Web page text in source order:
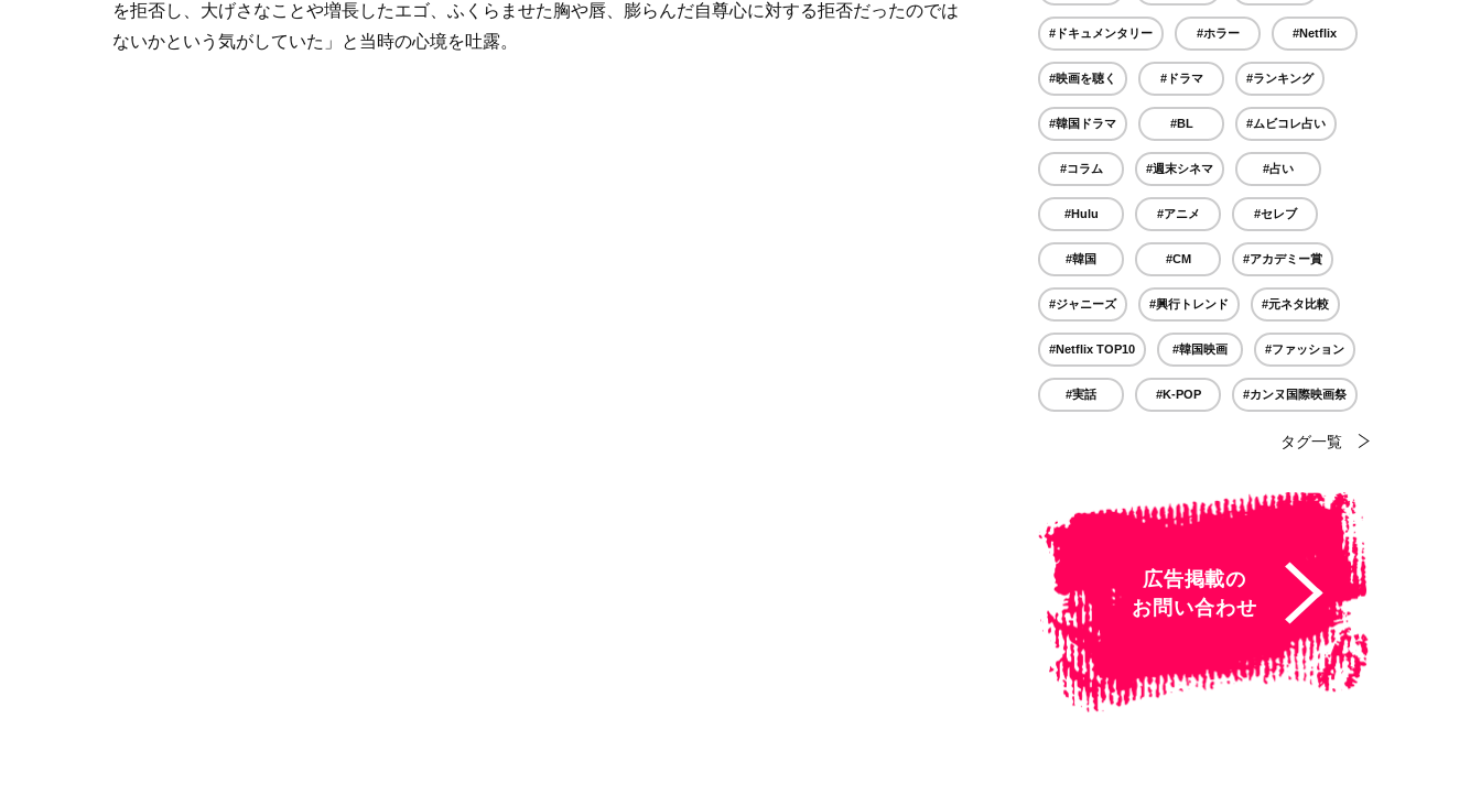
を拒否し、大げさなことや増長したエゴ、ふくらませた胸や唇、膨らんだ自尊心に対する拒否だったのでは
ないかという気がしていた」と当時の心境を吐露。
#ドキュメンタリー #ホラー #Netflix
#映画を聴く #ドラマ #ランキング
#韓国ドラマ #BL #ムビコレ占い
#コラム #週末シネマ #占い
#Hulu #アニメ #セレブ
#韓国 #CM #アカデミー賞
#ジャニーズ #興行トレンド #元ネタ比較
#Netflix TOP10 #韓国映画 #ファッション
#実話 #K-POP #カンヌ国際映画祭
タグ一覧
広告掲載の
お問い合わせ